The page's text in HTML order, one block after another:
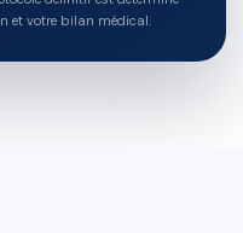
et votre bilan médical.